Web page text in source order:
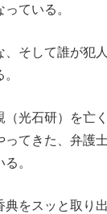
ている。
そして誰が犯
光石研）を亡
てきた、弁護
。
をスッと取り